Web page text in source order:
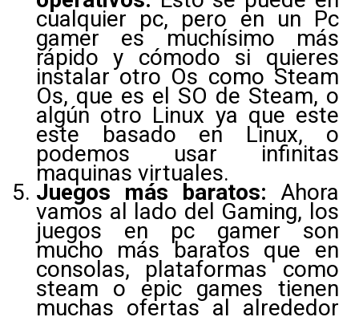
cualquier pc, pero en un Pc
gamer es muchísimo más
rápido y cómodo si quieres
instalar otro Os como Steam
Os, que es el SO de Steam, o
algún otro Linux ya que este
este basado en Linux, o
podemos usar infinitas
maquinas virtuales.
Juegos más baratos: Ahora
vamos al lado del Gaming, los
juegos en pc gamer son
mucho más baratos que en
consolas, plataformas como
steam o epic games tienen
muchas ofertas al alrededor